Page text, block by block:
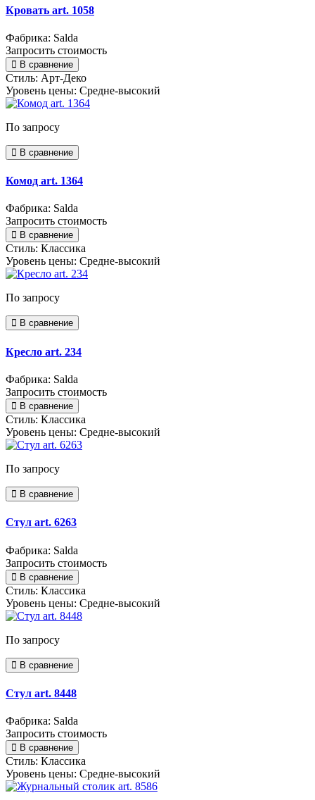
Кровать art. 1058
Фабрика: Salda
Запросить стоимость
В сравнение
Стиль: Арт-Деко
Уровень цены: Средне-высокий
По запросу
В сравнение
Комод art. 1364
Фабрика: Salda
Запросить стоимость
В сравнение
Стиль: Классика
Уровень цены: Средне-высокий
По запросу
В сравнение
Кресло art. 234
Фабрика: Salda
Запросить стоимость
В сравнение
Стиль: Классика
Уровень цены: Средне-высокий
По запросу
В сравнение
Стул art. 6263
Фабрика: Salda
Запросить стоимость
В сравнение
Стиль: Классика
Уровень цены: Средне-высокий
По запросу
В сравнение
Стул art. 8448
Фабрика: Salda
Запросить стоимость
В сравнение
Стиль: Классика
Уровень цены: Средне-высокий